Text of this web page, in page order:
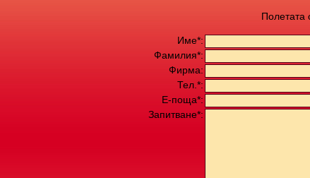
Полетата
Име*:
Фамилия*:
Фирма:
Тел.*:
Е-поща*:
Запитване*: